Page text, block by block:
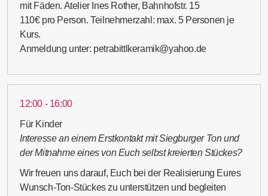
mit Fäden. Atelier Ines Rother, Bahnhofstr. 15
110€ pro Person. Teilnehmerzahl: max. 5 Personen je
Kurs.
Anmeldung unter: petrabittlkeramik@yahoo.de
12:00 - 16:00
Für Kinder
Interesse an einem Erstkontakt mit Siegburger Ton und
der Mitnahme eines von Euch selbst kreierten Stückes?
Wir freuen uns darauf, Euch bei der Realisierung Eures
Wunsch-Ton-Stückes zu unterstützen und begleiten